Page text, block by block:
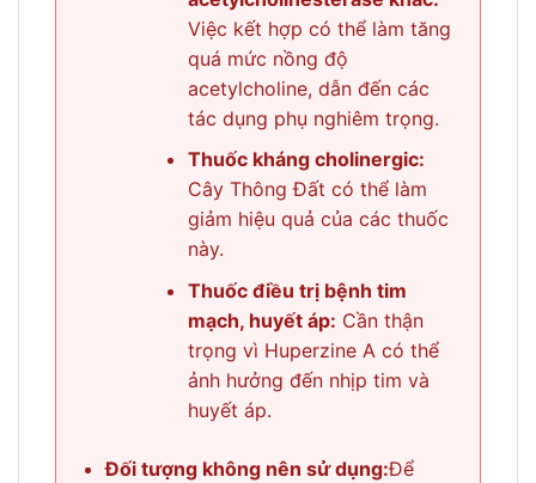
Việc kết hợp có thể làm tăng
quá mức nồng độ
acetylcholine, dẫn đến các
tác dụng phụ nghiêm trọng.
Thuốc kháng cholinergic:
Cây Thông Đất có thể làm
giảm hiệu quả của các thuốc
này.
Thuốc điều trị bệnh tim
mạch, huyết áp: Cần thận
trọng vì Huperzine A có thể
ảnh hưởng đến nhịp tim và
huyết áp.
Đối tượng không nên sử dụng:Để